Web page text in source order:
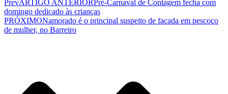
PrevARTIGO ANTERIOR Pré-Carnaval de Contagem fecha com
domingo dedicado às crianças
PRÓXIMONamorado é o principal suspeito de facada em pescoço
de mulher, no Barreiro